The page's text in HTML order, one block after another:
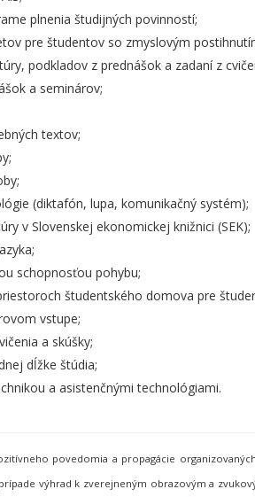
plnenia študijných povinností;
pre študentov so zmyslovým
podkladov z prednášok a zadaní z
a seminárov;
textov;
(diktafón, lupa, komunikačný systém);
v Slovenskej ekonomickej knižnici (SEK);
schopnosťou pohybu;
študentského domova pre
vstupe;
a skúšky;
dĺžke štúdia;
a asistenčnými technológiami.
povedomia a propagácie
výhrad k zverejneným obrazovým a